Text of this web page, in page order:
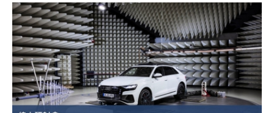
Aerospace | Defense | Security
Broadcast and Media
Cybersecurity